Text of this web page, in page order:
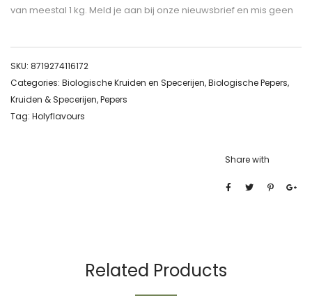
van meestal 1 kg. Meld je aan bij onze nieuwsbrief en mis geen
SKU: 8719274116172
Categories: Biologische Kruiden en Specerijen,Biologische Pepers,
Kruiden & Specerijen,Pepers
Tag: Holyflavours
Share with
Related Products